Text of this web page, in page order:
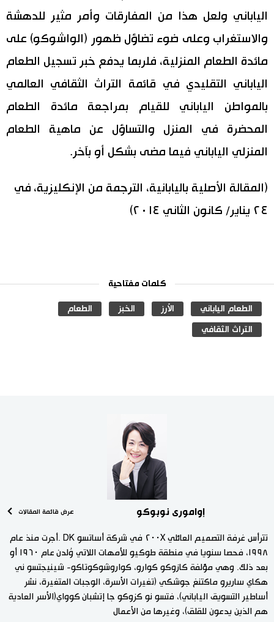
الياباني ولعل هذا من المفارقات وأمر مثير للدهشة
والاستغراب وعلى ضوء تضاؤل ظهور (الواشوكو) على
مائدة الطعام المنزلية، فلربما يدفع خبر تسجيل الطعام
الياباني التقليدي في قائمة التراث الثقافي العالمي
بالمواطن الياباني للقيام بمراجعة مائدة الطعام
المحضرة في المنزل والتساؤل عن ماهية الطعام
المنزلي الياباني فيما مضى بشكل أو بآخر.
(المقالة الأصلية باليابانية، الترجمة من الإنكليزية، في
٢٤ يناير/ كانون الثاني ٢٠١٤)
كلمات مفتاحية
الطعام الياباني الأرز الخبز الطعام
التراث الثقافي
إوامورى نوبوكو عرض قائمة المقالات
تترأس غرفة التصميم العائلي ٢٠٠X في شركة أساتسو DK .أجرت منذ عام
١٩٩٨، فحصا سنويا في منطقة طوكيو للأمهات اللاتي وُلدن عام ١٩٦٠ أو
بعد ذلك. وهي مؤلفة كازوكو كوارو، كواروشوكوتاكو- شينيجتسو ني
هكاي ساريرو ماكتنغ جوشكي (تغيرات الأسرة، الوجبات المتغيرة، نشر
أساطير التسويق الياباني)، فتسو نو كزوكو جا إتشبان كوواي(الأسر العادية
هم الذين يدعون للقلق)، وغيرها من الأعمال